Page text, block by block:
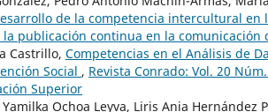
de la competencia intercultural en
la publicación continua en la comunicación
Castrillo, Competencias en el Análisis de
Social , Revista Conrado: Vol. 20
Superior
Ochoa Leyva, Liris Ania Hernández